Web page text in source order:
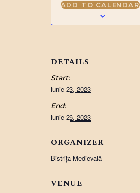
ADD TO CALENDAR
DETAILS
Start:
iunie 23, 2023
End:
iunie 26, 2023
VENUE
ORGANIZER
Bistriţa Medievală